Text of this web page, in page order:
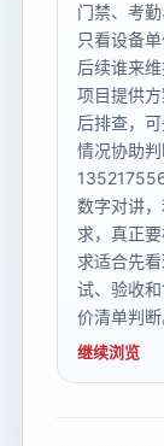
门禁、考
只看设备
后续谁来
项目提供
后排查，
情况协助判
数字对讲
求，真正
求适合先
试、验收
价清单判
继续浏览